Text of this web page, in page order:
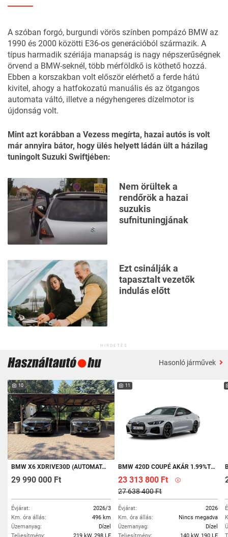
A szóban forgó, burgundi vörös színben pompázó BMW az
1990 és 2000 közötti E36-os generációból származik. A
típus harmadik szériája manapság is nagy népszerűségnek
örvend a BMW-seknél, több mérföldkő is köthető hozzá.
Ebben a korszakban volt először elérhető a ferde hátú
kivitel, ahogy a hatfokozatú manuális és az ötgangos
automata váltó, illetve a négyhengeres dízelmotor is
újdonság volt.
Mint azt korábban a Vezess megírta, hazai autós is volt
már annyira bátor, hogy ülés helyett ládán ült a házilag
tuningolt Suzuki Swiftjében:
Nem örültek a
rendőrök a hazai
suzukis
sufnituningjának
Ezt csinálják a
tapasztalt vezetők
indulás előtt
HIRDETÉS
Hasonló járművek
10
BMW X6 XDRIVE30D (AUTOMATA) MAGYARORSZÁGI! ÚJ AUTÓ!
29 990 000 Ft
Évjárat:
2026/3
Km. óra állás:
496 km
Üzemanyag:
Dízel
11
BMW 420D COUPÉ AKÁR 1.99%THM-TEL. KÉSZLETRŐL ELVIHETŐ!
23 313 800 Ft
27 638 400 Ft
Évjárat:
2026
Km. óra állás:
Nincs megadva
Üzemanyag:
Dízel